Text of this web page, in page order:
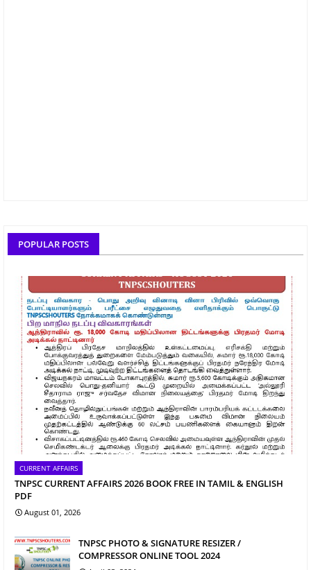
POPULAR POSTS
CURRENT AFFAIRS
TNPSC CURRENT AFFAIRS 2026 BOOK FREE IN TAMIL & ENGLISH
PDF
August 01, 2026
TNPSC PHOTO & SIGNATURE RESIZER /
COMPRESSOR ONLINE TOOL 2024